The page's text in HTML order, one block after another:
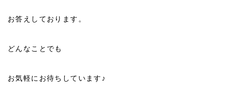
お答えしております。
どんなことでも
お気軽にお待ちしています♪